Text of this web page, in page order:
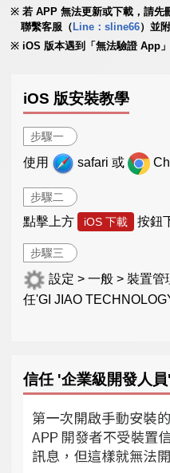
若 APP 無法更新或下載，請先
聯繫客服（ Line：sline66）並
iOS 版本遇到「無法驗證 App」
iOS 版安裝教學
步驟一
使用 safari 或
步驟二
點擊上方 iOS 下載 按鈕
步驟三
設定 > 一般 > 裝置
任'GI JIAO
信任 '企業級開發人